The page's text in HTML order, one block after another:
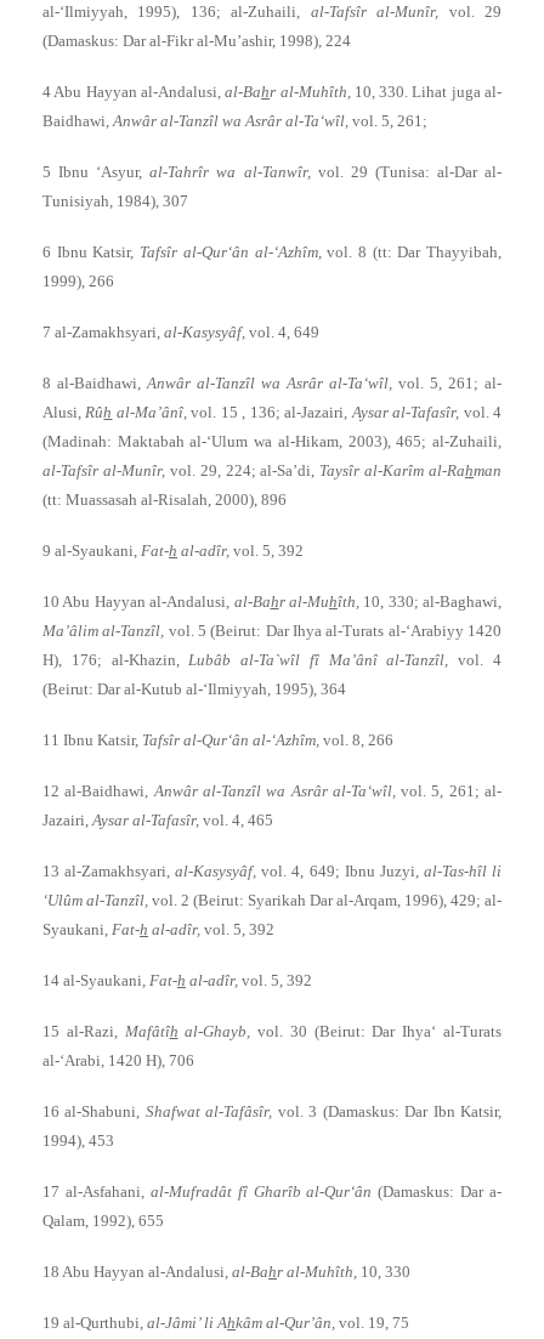
al-‘Ilmiyyah, 1995), 136; al-Zuhaili, al-Tafsîr al-Munîr, vol. 29
(Damaskus: Dar al-Fikr al-Mu’ashir, 1998), 224
4 Abu Hayyan al-Andalusi,al-Bahr al-Muhîth, 10, 330. Lihat juga al-
Baidhawi, Anwâr al-Tanzîl wa Asrâr al-Ta‘wîl, vol. 5, 261;
5 Ibnu ‘Asyur,al-Tahrîr wa al-Tanwîr, vol. 29 (Tunisa: al-Dar al-
Tunisiyah, 1984), 307
6 Ibnu Katsir, Tafsîr al-Qur‘ân al-‘Azhîm,vol. 8 (tt: Dar Thayyibah,
1999), 266
7 al-Zamakhsyari, al-Kasysyâf, vol. 4, 649
8 al-Baidhawi, Anwâr al-Tanzîl wa Asrâr al-Ta‘wîl, vol. 5, 261; al-
Alusi, Rûh al-Ma’ânî,vol. 15 , 136; al-Jazairi, Aysar al-Tafasîr, vol. 4
(Madinah: Maktabah al-‘Ulum wa al-Hikam, 2003), 465; al-Zuhaili,
al-Tafsîr al-Munîr, vol. 29, 224; al-Sa’di, Taysîr al-Karîm al-Rahman
(tt: Muassasah al-Risalah, 2000), 896
9 al-Syaukani, Fat-h al-adîr, vol. 5, 392
10 Abu Hayyan al-Andalusi, al-Bahr al-Muhîth, 10, 330; al-Baghawi,
Ma’âlim al-Tanzîl, vol. 5 (Beirut: Dar Ihya al-Turats al-‘Arabiyy 1420
H), 176; al-Khazin, Lubâb al-Ta`wîl fî Ma’ânî al-Tanzîl,vol. 4
(Beirut: Dar al-Kutub al-‘Ilmiyyah, 1995), 364
11 Ibnu Katsir, Tafsîr al-Qur‘ân al-‘Azhîm, vol. 8, 266
12 al-Baidhawi, Anwâr al-Tanzîl wa Asrâr al-Ta‘wîl,vol. 5, 261; al-
Jazairi, Aysar al-Tafasîr, vol. 4, 465
13 al-Zamakhsyari,al-Kasysyâf,vol. 4, 649; Ibnu Juzyi, al-Tas-hîl li
‘Ulûm al-Tanzîl, vol. 2 (Beirut: Syarikah Dar al-Arqam, 1996), 429; al-
Syaukani, Fat-h al-adîr, vol. 5, 392
14 al-Syaukani, Fat-h al-adîr, vol. 5, 392
15 al-Razi, Mafâtîh al-Ghayb,vol. 30 (Beirut: Dar Ihya‘ al-Turats
al-‘Arabi, 1420 H), 706
16 al-Shabuni, Shafwat al-Tafâsîr, vol. 3 (Damaskus: Dar Ibn Katsir,
1994), 453
17 al-Asfahani, al-Mufradât fî Gharîb al-Qur‘ân(Damaskus: Dar a-
Qalam, 1992), 655
18 Abu Hayyan al-Andalusi, al-Bahr al-Muhîth, 10, 330
19 al-Qurthubi, al-Jâmi’ li Ahkâm al-Qur’ân, vol. 19, 75